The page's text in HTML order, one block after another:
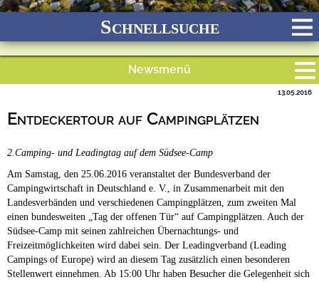
Schnellsuche
Ganzjährig geöffnet
Newsmenü
Campingplätze
Camping & Caravan
Touristik
Entdeckertour auf Campingplätzen
13.05.2016
2.Camping- und Leadingtag auf dem Südsee-Camp
Am Samstag, den 25.06.2016 veranstaltet der Bundesverband der
Campingwirtschaft in Deutschland e. V., in Zusammenarbeit mit den
Landesverbänden und verschiedenen Campingplätzen, zum zweiten Mal
einen bundesweiten „Tag der offenen Tür“ auf Campingplätzen. Auch der
Südsee-Camp mit seinen zahlreichen Übernachtungs- und
Freizeitmöglichkeiten wird dabei sein. Der Leadingverband (Leading
Campings of Europe) wird an diesem Tag zusätzlich einen besonderen
Stellenwert einnehmen. Ab 15:00 Uhr haben Besucher die Gelegenheit sich